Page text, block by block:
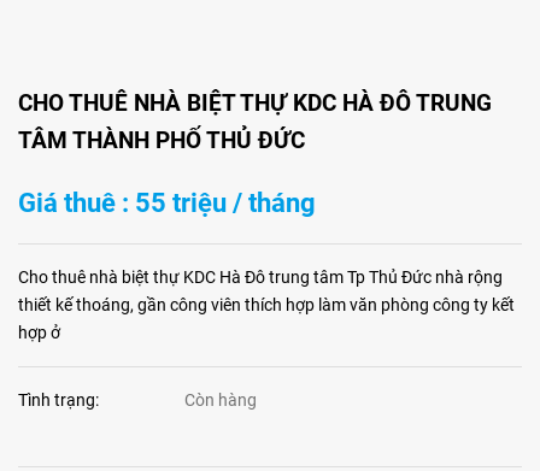
CHO THUÊ NHÀ BIỆT THỰ KDC HÀ ĐÔ TRUNG
TÂM THÀNH PHỐ THỦ ĐỨC
Giá thuê : 55 triệu / tháng
Cho thuê nhà biệt thự KDC Hà Đô trung tâm Tp Thủ Đức nhà rộng
thiết kế thoáng, gần công viên thích hợp làm văn phòng công ty kết
hợp ở
Tình trạng: Còn hàng